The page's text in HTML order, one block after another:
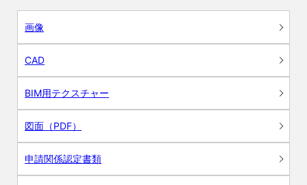
画像
CAD
BIM用テクスチャー
図面（PDF）
申請関係認定書類